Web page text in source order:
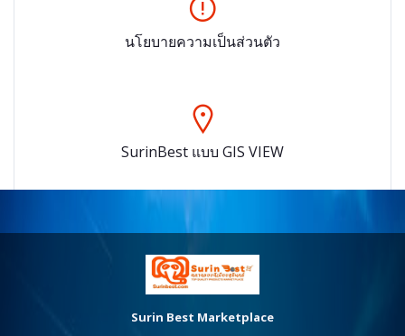
นโยบายความเป็นส่วนตัว
SurinBest แบบ GIS VIEW
Surin Best Marketplace